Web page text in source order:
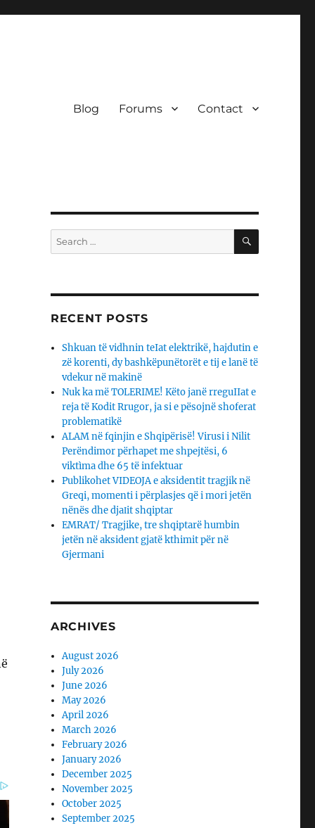
Blog Forums Contact
Search
for:
SEARCH
RECENT POSTS
Shkuan të vidhnin teIat elektrikë, hajdutin e
zë korenti, dy bashkëpunëtorët e tij e lanë të
vdekur në makinë
Nuk ka më TOLERIME! Këto janë rreguIIat e
reja të Kodit Rrugor, ja si e pësojnë shoferat
problematikë
ALAM në fqinjin e Shqipërisë! Virusi i Nilit
Perëndimor përhapet me shpejtësi, 6
viktìma dhe 65 të infektuar
Publikohet VIDEOJA e aksidentit tragjik në
Greqi, momenti i përplasjes që i mori jetën
nënës dhe djaΙit shqiptar
EMRAT/ Tragjike, tre shqiptarë humbin
jetën në aksident gjatë kthimit për në
Gjermani
ARCHIVES
August 2026
July 2026
June 2026
May 2026
April 2026
March 2026
February 2026
January 2026
December 2025
November 2025
October 2025
September 2025